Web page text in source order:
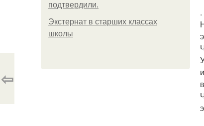
подтвердили.
Экстернат в старших классах
школы
.
⇦